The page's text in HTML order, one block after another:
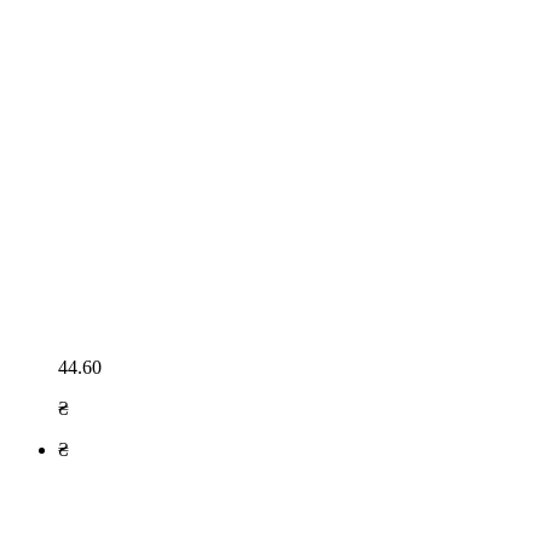
44.60
₴
₴